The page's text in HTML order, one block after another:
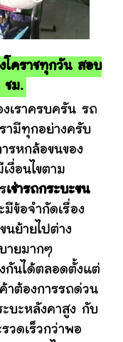
โคราชทุกวัน สอบ
ชม.
าครบครัน รถ
ามีทุกอย่างครับ
รหกล้อขนของ
งื่อนไขตาม
เช่ารถกระบะขน
มีข้อจำกัดเรื่อง
นย้ายไปต่าง
ายมากๆ
กันได้ตลอดตั้งแต่
าต้องการรถด่วน
ะบะหลังคาสูง กับ
วดเร็วกว่าพอ